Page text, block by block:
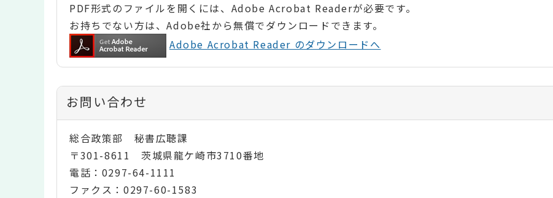
PDF形式のファイルを開くには、Adobe Acrobat Readerが必要です。
お持ちでない方は、Adobe社から無償でダウンロードできます。
Adobe Acrobat Reader のダウンロードへ
お問い合わせ
総合政策部 秘書広聴課
〒301-8611 茨城県龍ケ崎市3710番地
電話：0297-64-1111
ファクス：0297-60-1583